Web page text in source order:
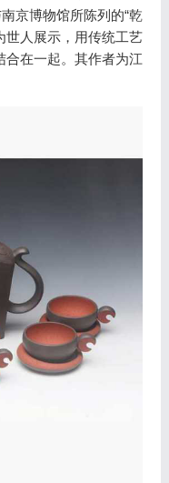
京博物馆所陈列的“乾
世人展示，用传统工艺
合在一起。其作者为江